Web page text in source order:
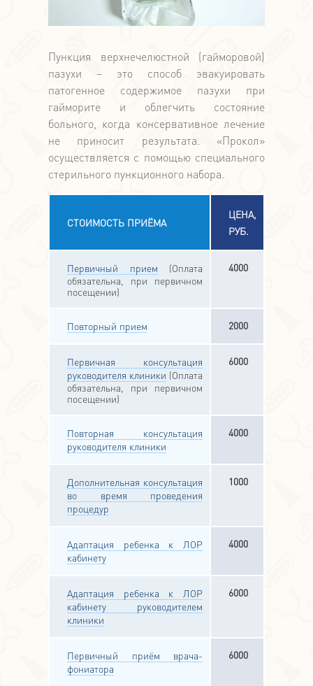
Пункция верхнечелюстной (гайморовой)
пазухи – это способ эвакуировать
патогенное содержимое пазухи при
гайморите и облегчить состояние
больного, когда консервативное лечение
не приносит результата. «Прокол»
осуществляется с помощью специального
стерильного пункционного набора.
СТОИМОСТЬ ПРИЁМА
ЦЕНА,
РУБ.
Первичный прием (Оплата
обязательна, при первичном
посещении)
4000
Повторный прием 2000
Первичная консультация
руководителя клиники (Оплата
обязательна, при первичном
посещении)
6000
Повторная консультация
руководителя клиники
4000
Дополнительная консультация
во время проведения
процедур
1000
Адаптация ребенка к ЛОР
кабинету
4000
Адаптация ребенка к ЛОР
кабинету руководителем
клиники
6000
Первичный приём врача-
фониатора
6000